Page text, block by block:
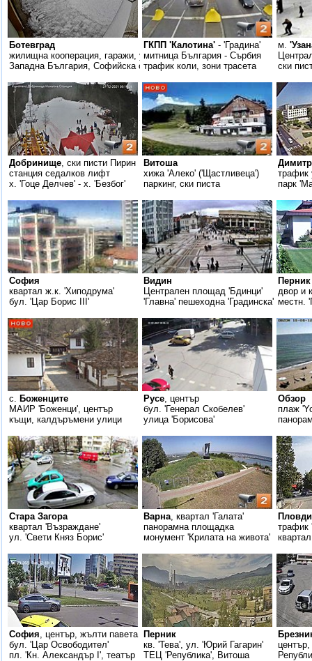
Ботевград
жилищна кооперация, гаражи, улица
Западна България, Софийска област
ГКПП 'Калотина' - 'Градина'
митница България - Сърбия
трафик коли, зони трасета
м.
ски
Добринище, ски писти Пирин
станция седалков лифт
х. 'Гоце Делчев' - х. 'Безбог'
Витоша
хижа 'Алеко' ('Щастливеца')
паркинг, ски писта
трафик
парк
София
квартал ж.к. 'Хиподрума'
бул. 'Цар Борис III'
Видин
Централен площад 'Бдинци'
'Главна' пешеходна 'Градинска'
Перник
двор и
местн.
с. Боженците
МАИР 'Боженци', център
къщи, калдъръмени улици
Русе, център
бул. 'Генерал Скобелев'
улица 'Борисова'
Обзор
плаж
Стара Загора
квартал 'Възраждане'
ул. 'Свети Княз Борис'
Варна, квартал 'Галата'
панорамна площадка
монумент 'Крилата на живота'
трафик
София, център, жълти павета
бул. 'Цар Освободител'
пл. 'Кн. Александър I', театър
Перник
кв. 'Тева', ул. 'Юрий Гагарин'
ТЕЦ 'Република', Витоша